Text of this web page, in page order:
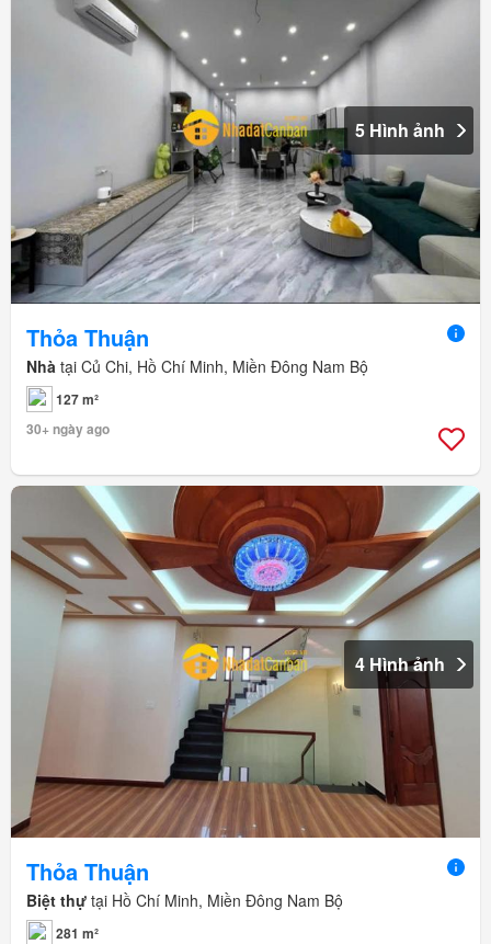
5 Hình ảnh
Thỏa Thuận
Nhà tại Củ Chi, Hồ Chí Minh, Miền Đông Nam Bộ
127 m²
30+ ngày ago
4 Hình ảnh
Thỏa Thuận
Biệt thự tại Hồ Chí Minh, Miền Đông Nam Bộ
281 m²